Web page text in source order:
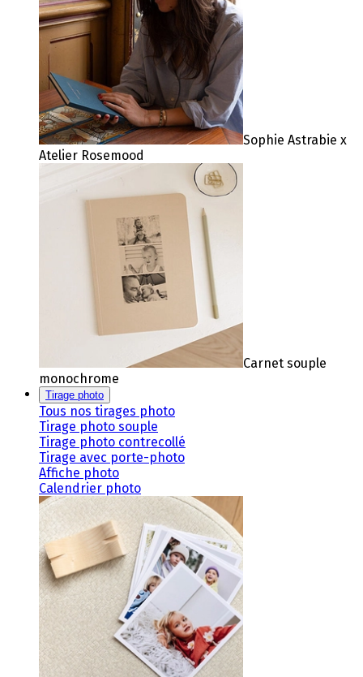
Sophie Astrabie x
Atelier Rosemood
Carnet souple
monochrome
Tirage photo
Tous nos tirages photo
Tirage photo souple
Tirage photo contrecollé
Tirage avec porte-photo
Affiche photo
Calendrier photo